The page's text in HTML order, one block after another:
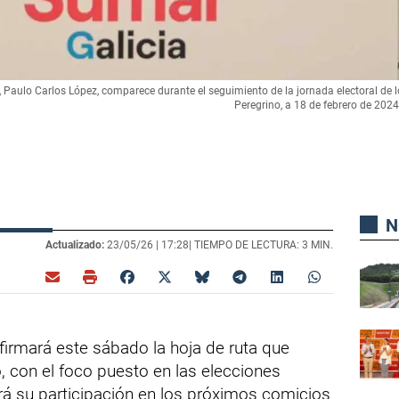
Carlos López, comparece durante el seguimiento de la jornada electoral
Peregrino, a 18 de febrero de
Actualizado: 23/05/26 | 17:28 | TIEMPO DE LECTURA: 3 MIN.
este sábado la hoja de ruta que
con el foco puesto en las elecciones
su participación en los próximos comicios